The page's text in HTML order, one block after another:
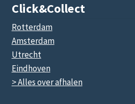
Click&collect
Rotterdam
Amsterdam
Utrecht
Eindhoven
> Alles over afhalen